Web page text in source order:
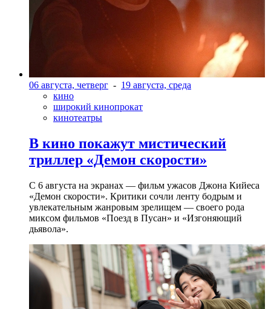
06 августа, четверг - 19 августа, среда
кино
широкий кинопрокат
кинотеатры
В кино покажут мистический
триллер «Демон скорости»
С 6 августа на экранах — фильм ужасов Джона Кийеса
«Демон скорости». Критики сочли ленту бодрым и
увлекательным жанровым зрелищeм — своего рода
миксом фильмов «Поезд в Пусан» и «Изгоняющий
дьявола».